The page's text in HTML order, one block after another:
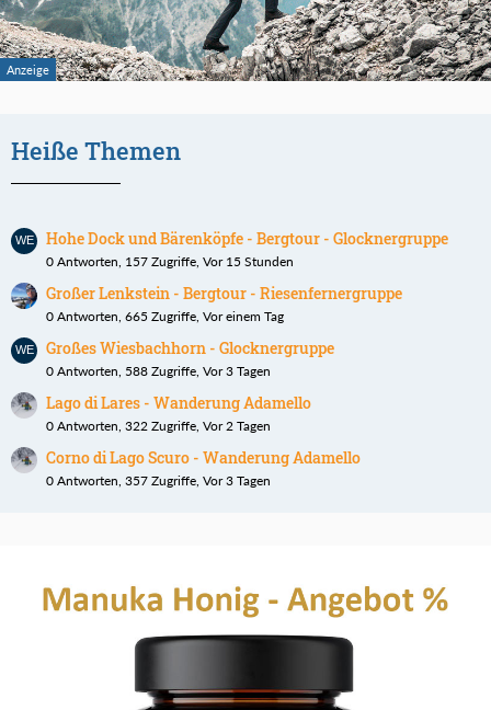
Heiße Themen
Hohe Dock und Bärenköpfe - Bergtour - Glocknergruppe
0 Antworten, 157 Zugriffe, Vor 15 Stunden
Großer Lenkstein - Bergtour - Riesenfernergruppe
0 Antworten, 665 Zugriffe, Vor einem Tag
Großes Wiesbachhorn - Glocknergruppe
0 Antworten, 588 Zugriffe, Vor 3 Tagen
Lago di Lares - Wanderung Adamello
0 Antworten, 322 Zugriffe, Vor 2 Tagen
Corno di Lago Scuro - Wanderung Adamello
0 Antworten, 357 Zugriffe, Vor 3 Tagen